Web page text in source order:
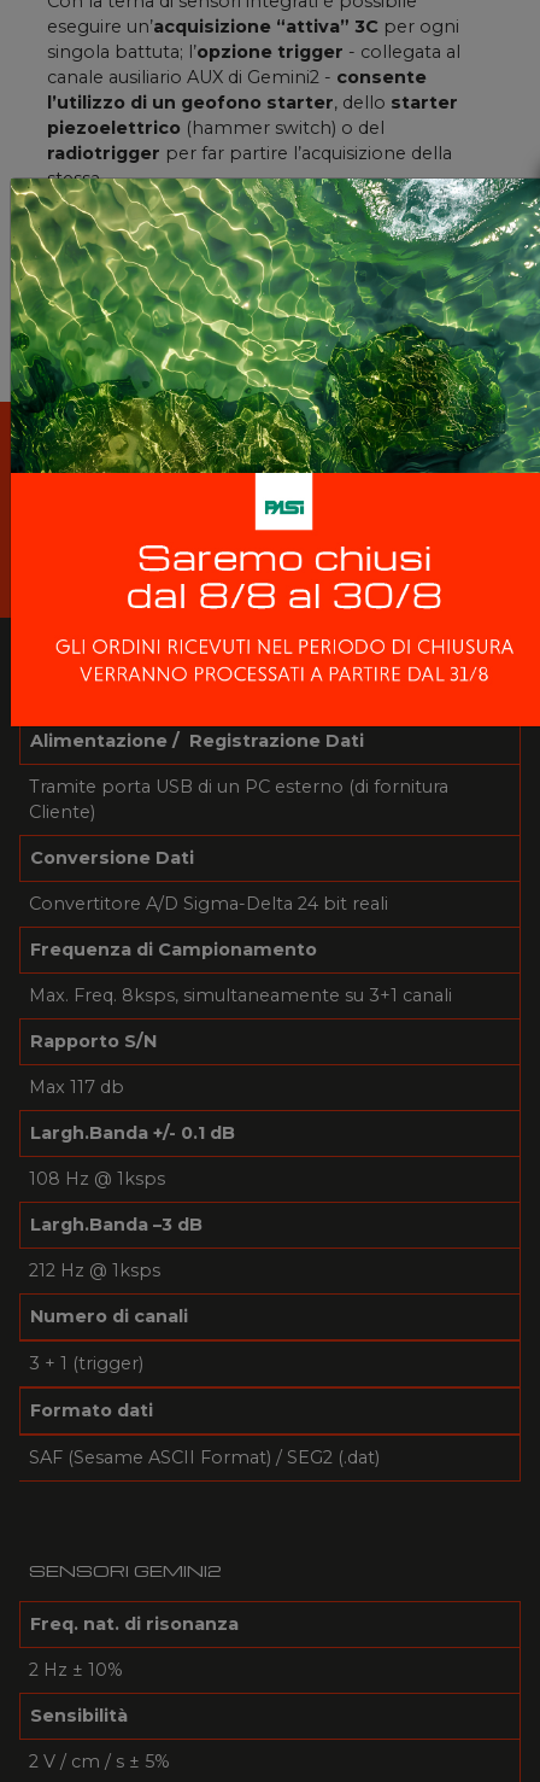
eseguire un’acquisizione “attiva” 3C per ogni
singola battuta; l’opzione trigger - collegata al
canale ausiliario AUX di Gemini2 - consente
l’utilizzo di un geofono starter, dello starter
piezoelettrico (hammer switch) o del
radiotrigger per far partire l’acquisizione della
stessa.
Grazie allamultitrigger box, due (o più) unità
Gemini 2 possono esseresincronizzate via cavo
utilizzando le prolunghe trigger, oppure via radio
utilizzando ilradiotrigger. Con l’opzione GPS sarà
invece possibile georeferenziare l’acquisizione
(ovviamente in presenza di segnale GPS).
SPECIFICHE
2 ANNI DI GARANZIA
SCHEDA DI ACQUISIZIONE DATI
Alimentazione / Registrazione Dati
Tramite porta USB di un PC esterno (di fornitura
Cliente)
Conversione Dati
Convertitore A/D Sigma-Delta 24 bit reali
Frequenza di Campionamento
Max. Freq. 8ksps, simultaneamente su 3+1 canali
Rapporto S/N
Max 117 db
Largh.Banda +/- 0.1 dB
108 Hz @ 1ksps
Largh.Banda –3 dB
212 Hz @ 1ksps
Numero di canali
3 + 1 (trigger)
Formato dati
SAF (Sesame ASCII Format) / SEG2 (.dat)
SENSORI GEMINI2
Freq. nat. di risonanza
2 Hz ± 10%
Sensibilità
2 V / cm / s ± 5%